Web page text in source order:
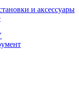
и аксессуары